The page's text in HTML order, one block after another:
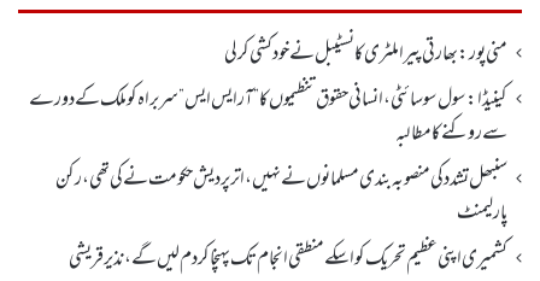
منی پور: بھارتی پیرا ملٹری کانسٹیبل نے خود کشی کر لی
کینیڈا: سول سوسائٹی ، انسانی حقوق تنظیموں کا ”آر ایس ایس” سربراہ کو ملک کے دورے
سے روکنے کا مطالبہ
سنبھل تشدد کی منصوبہ بندی مسلمانوں نے نہیں ، اتر پردیش حکومت نے کی تھی، رکن
پارلیمنٹ
کشمیری اپنی عظیم تحریک کو اسکے منطقی انجام تک پہنچا کر دم لیں گے، نذیر قریشی